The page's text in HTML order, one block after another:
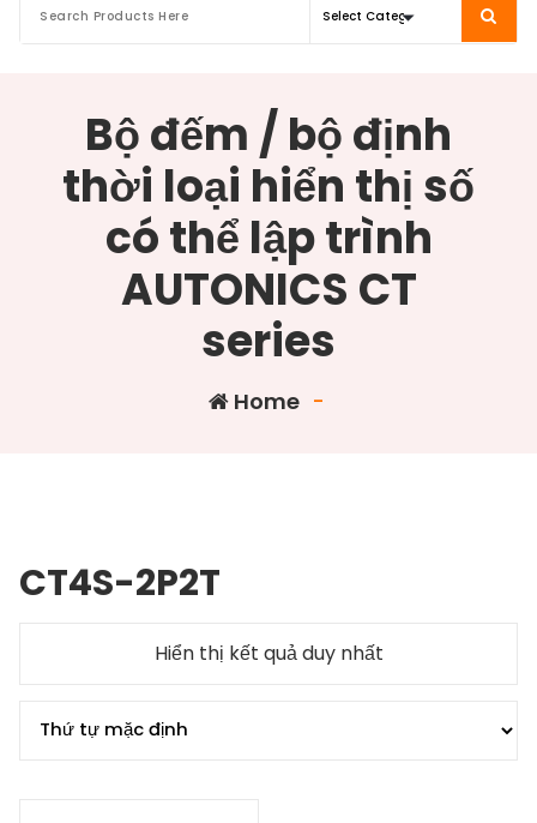
Bộ đếm / bộ định
thời loại hiển thị số
có thể lập trình
AUTONICS CT
series
Home -
CT4S-2P2T
Hiển thị kết quả duy nhất